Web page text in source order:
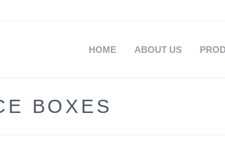
HOME ABOUT US
BOXES